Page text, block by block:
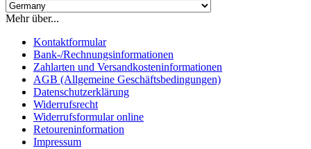
Mehr über...
Kontaktformular
Bank-/Rechnungsinformationen
Zahlarten und Versandkosteninformationen
AGB (Allgemeine Geschäftsbedingungen)
Datenschutzerklärung
Widerrufsrecht
Widerrufsformular online
Retoureninformation
Impressum